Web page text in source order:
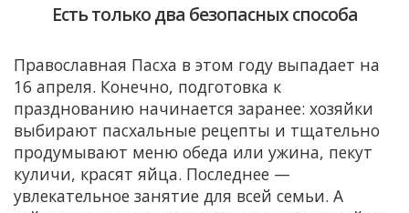
Есть только два безопасных способа
Православная Пасха в этом году выпадает на
16 апреля. Конечно, подготовка к
празднованию начинается заранее: хозяйки
выбирают пасхальные рецепты и тщательно
продумывают меню обеда или ужина, пекут
куличи, красят яйца. Последнее —
увлекательное занятие для всей семьи. А